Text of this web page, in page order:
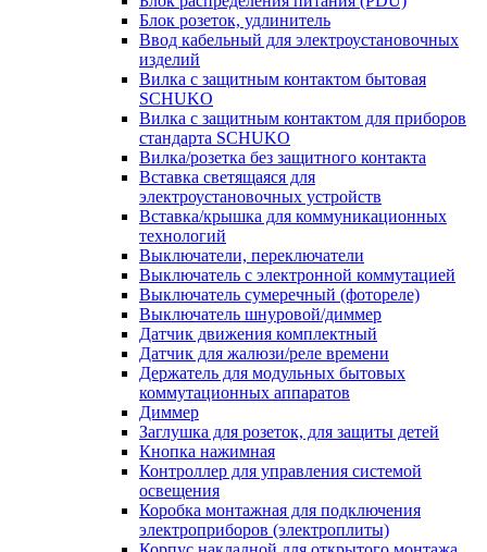
Блок розеток, удлинитель
Ввод кабельный для электроустановочных
изделий
Вилка с защитным контактом бытовая
SCHUKO
Вилка с защитным контактом для приборов
стандарта SCHUKO
Вилка/розетка без защитного контакта
Вставка светящаяся для
электроустановочных устройств
Вставка/крышка для коммуникационных
технологий
Выключатели, переключатели
Выключатель с электронной коммутацией
Выключатель сумеречный (фотореле)
Выключатель шнуровой/диммер
Датчик движения комплектный
Датчик для жалюзи/реле времени
Держатель для модульных бытовых
коммутационных аппаратов
Диммер
Заглушка для розеток, для защиты детей
Кнопка нажимная
Контроллер для управления системой
освещения
Коробка монтажная для подключения
электроприборов (электроплиты)